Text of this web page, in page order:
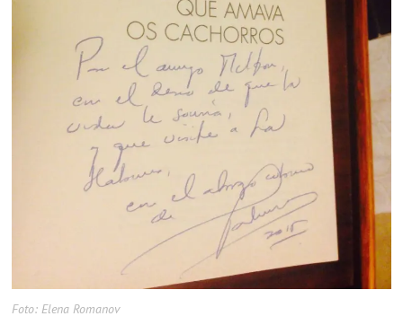
Foto: Elena Romanov